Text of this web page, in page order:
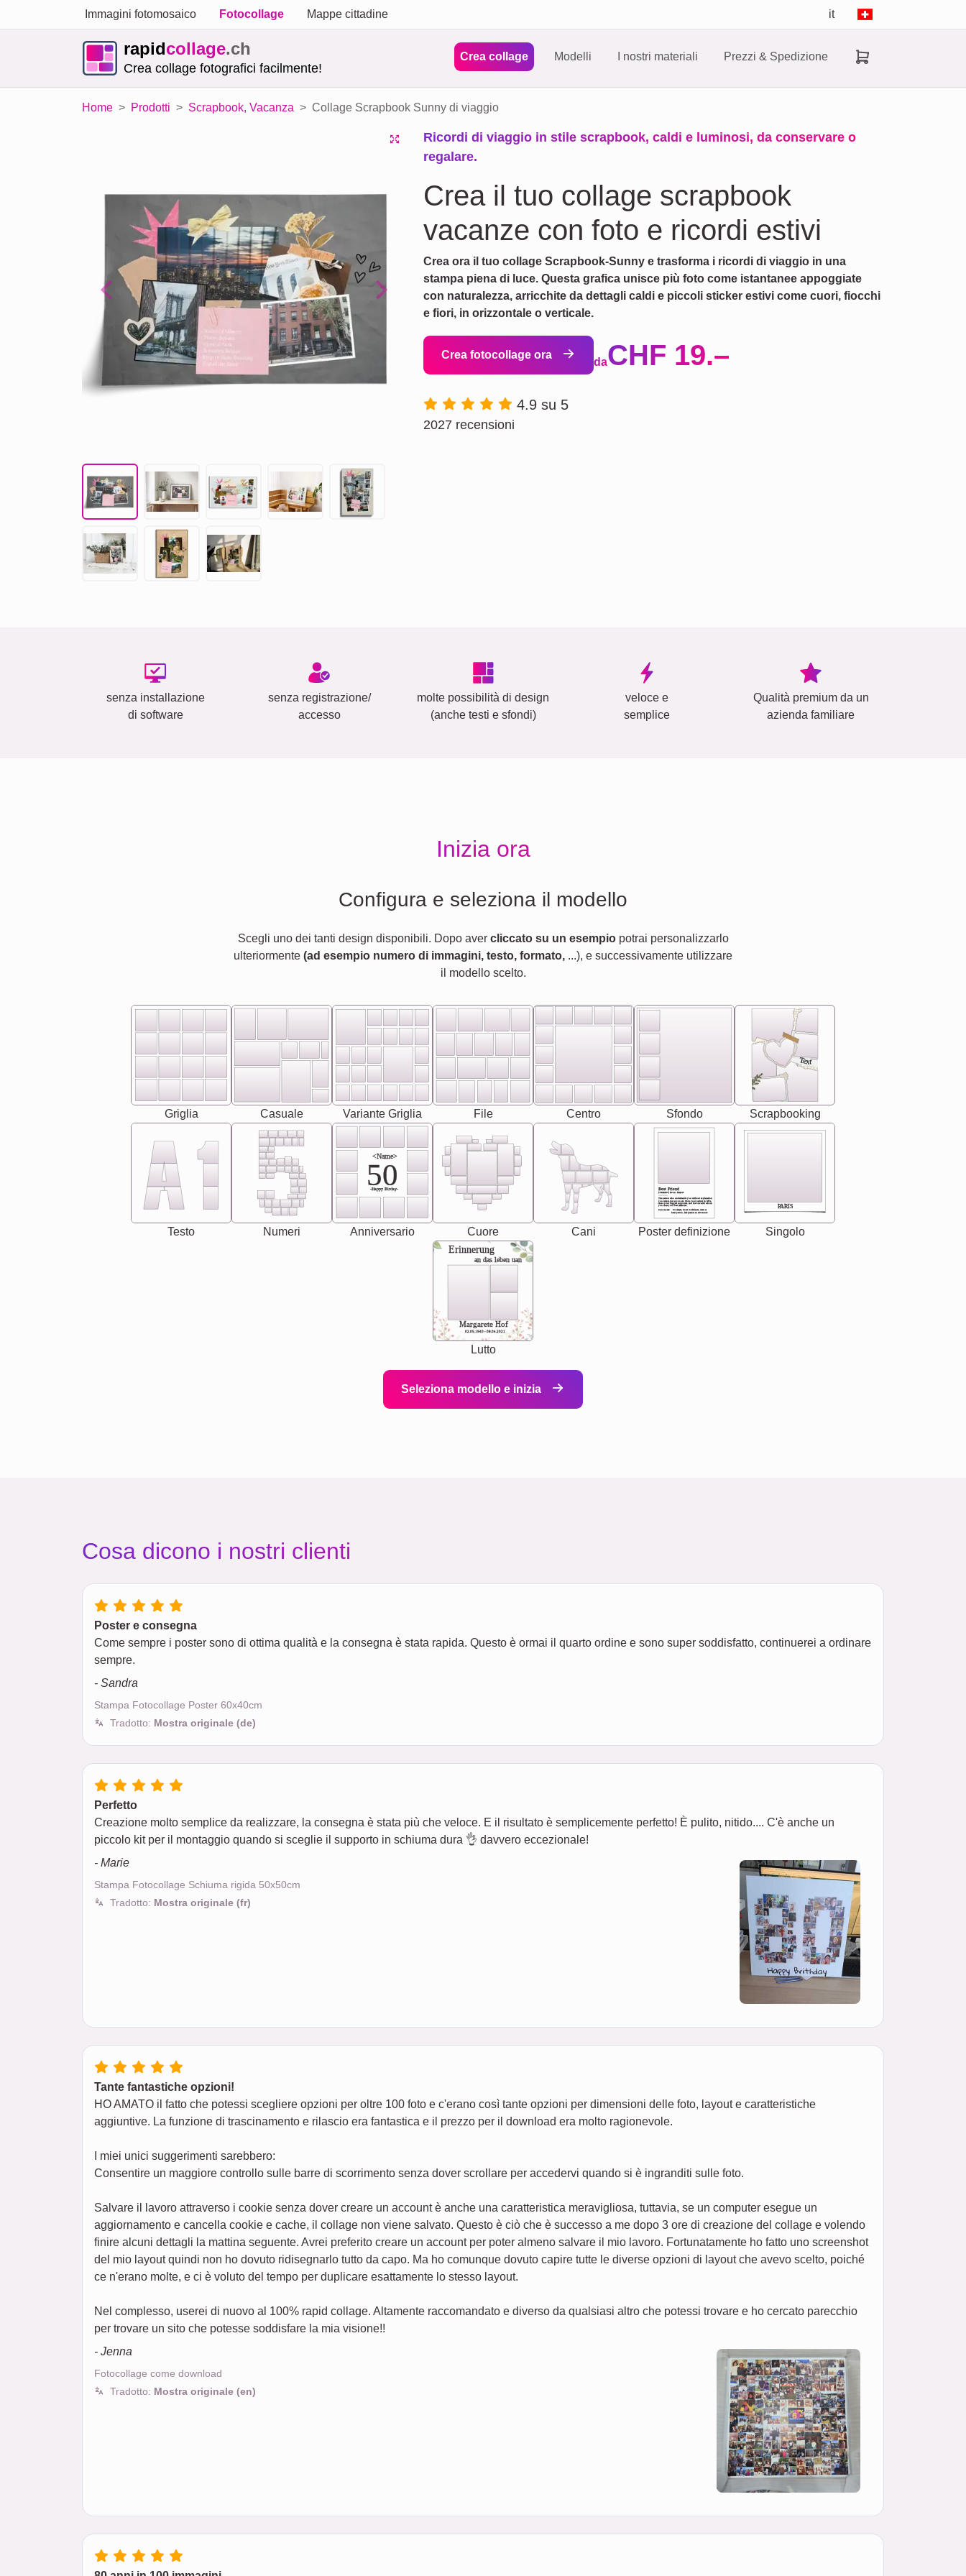
Immagini fotomosaico Fotocollage Mappe cittadine it
rapidcollage.ch
Crea collage fotografici facilmente!
Crea collage Modelli I nostri materiali Prezzi & Spedizione
Home Prodotti Scrapbook, Vacanza Collage Scrapbook Sunny di viaggio
Previous Next
Ricordi di viaggio in stile scrapbook, caldi e luminosi, da conservare o
regalare.
Crea il tuo collage scrapbook
vacanze con foto e ricordi estivi
Crea ora il tuo collage Scrapbook-Sunny e trasforma i ricordi di viaggio in una
stampa piena di luce. Questa grafica unisce più foto come istantanee appoggiate
con naturalezza, arricchite da dettagli caldi e piccoli sticker estivi come cuori, fiocchi
e fiori, in orizzontale o verticale.
Crea fotocollage ora
daCHF 19.–
4.9 su 5
2027 recensioni
senza installazione
di software
senza registrazione/
accesso
molte possibilità di design
(anche testi e sfondi)
veloce e
semplice
Qualità premium da un
azienda familiare
Inizia ora
Configura e seleziona il modello
Scegli uno dei tanti design disponibili. Dopo aver cliccato su un esempiopotrai personalizzarlo
ulteriormente (ad esempio numero di immagini, testo, formato, ...), e successivamente utilizzare
il modello scelto.
Griglia Casuale Variante Griglia File Centro Sfondo
Text
Scrapbooking
Testo Numeri
<Name>
50
-Happy Birday-
Anniversario Cuore Cani
Best Friend
[<NAME>] Noun, feminie
Synonyms: Soulmate, closet confidante, sister at
heart person, life partner in adventure.
The person who understands you without explanation
you accepts just as you are. She's your partner in life's,
chaos your biggest supporter, and the one with whom
you share your best memories.
Poster definizione
PARIS
Singolo
Erinnerung
an das leben uan
Margarete Hof
02.05.1940 - 08.04.2021
Lutto
Seleziona modello e inizia
Cosa dicono i nostri clienti
Poster e consegna
Come sempre i poster sono di ottima qualità e la consegna è stata rapida. Questo è ormai il quarto ordine e sono super soddisfatto, continuerei a ordinare
sempre.
- Sandra
Stampa Fotocollage Poster 60x40cm
Tradotto: Mostra originale (de)
Perfetto
Creazione molto semplice da realizzare, la consegna è stata più che veloce. E il risultato è semplicemente perfetto! È pulito, nitido.... C'è anche un
piccolo kit per il montaggio quando si sceglie il supporto in schiuma dura 👌 davvero eccezionale!
- Marie
Stampa Fotocollage Schiuma rigida 50x50cm
Tradotto: Mostra originale (fr)
Tante fantastiche opzioni!
HO AMATO il fatto che potessi scegliere opzioni per oltre 100 foto e c'erano così tante opzioni per dimensioni delle foto, layout e caratteristiche
aggiuntive. La funzione di trascinamento e rilascio era fantastica e il prezzo per il download era molto ragionevole.
I miei unici suggerimenti sarebbero:
Consentire un maggiore controllo sulle barre di scorrimento senza dover scrollare per accedervi quando si è ingranditi sulle foto.
Salvare il lavoro attraverso i cookie senza dover creare un account è anche una caratteristica meravigliosa, tuttavia, se un computer esegue un
aggiornamento e cancella cookie e cache, il collage non viene salvato. Questo è ciò che è successo a me dopo 3 ore di creazione del collage e volendo
finire alcuni dettagli la mattina seguente. Avrei preferito creare un account per poter almeno salvare il mio lavoro. Fortunatamente ho fatto uno screenshot
del mio layout quindi non ho dovuto ridisegnarlo tutto da capo. Ma ho comunque dovuto capire tutte le diverse opzioni di layout che avevo scelto, poiché
ce n'erano molte, e ci è voluto del tempo per duplicare esattamente lo stesso layout.
Nel complesso, userei di nuovo al 100% rapid collage. Altamente raccomandato e diverso da qualsiasi altro che potessi trovare e ho cercato parecchio
per trovare un sito che potesse soddisfare la mia visione!!
- Jenna
Fotocollage come download
Tradotto: Mostra originale (en)